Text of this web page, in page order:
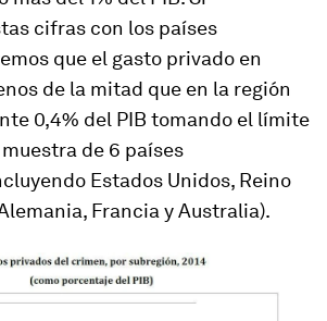
cifras con los países
que el gasto privado en
de la mitad que en la región
0,4% del PIB tomando el límite
de 6 países
Estados Unidos, Reino
Francia y Australia).